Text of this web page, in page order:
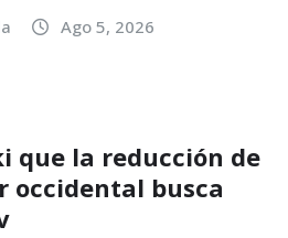
Ago 5, 2026
que la reducción de
occidental busca